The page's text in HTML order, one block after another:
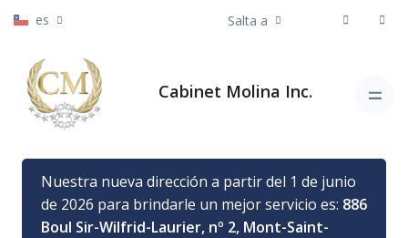
es Salta a
Cabinet Molina Inc.
Nuestra nueva dirección a partir del 1 de junio
de 2026 para brindarle un mejor servicio es: 886
Boul Sir-Wilfrid-Laurier, nº 2, Mont-Saint-